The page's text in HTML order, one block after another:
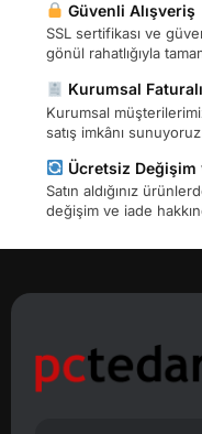
Güvenli Alışveriş
SSL sertifikası ve
gönül rahatlığıyla
Kurumsal
Kurumsal
satış imkânı
Ücretsiz Değişim
Satın aldığınız
değişim ve iade